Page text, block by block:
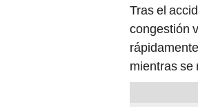
Tras el
congestión
mientras se